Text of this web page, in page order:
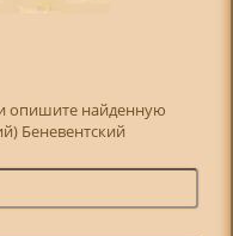
опишите найденную
Беневентский